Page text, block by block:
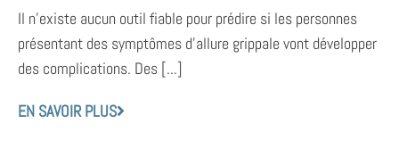
Il n’existe aucun outil fiable pour prédire si les personnes
présentant des symptômes d’allure grippale vont développer
des complications. Des [...]
EN SAVOIR PLUS